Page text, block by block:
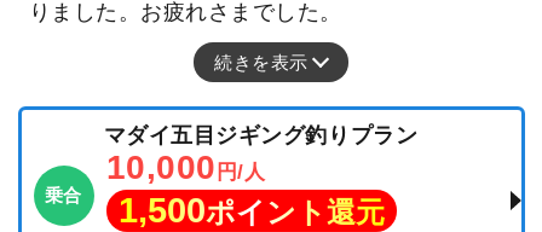
りました。お疲れさまでした。
続きを表示
乗合
マダイ五目ジギング釣りプラン
10,000 円/人
1,500ポイント還元